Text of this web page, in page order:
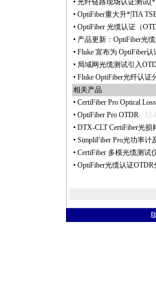
• 光纤链路现场认证测试(*
• OptiFiber重大升*|TIA
• OptiFiber 光缆认证（
• 产品更新：OptiFiber光
• Fluke 宣布为 OptiFiber认
• 局域网光缆测试引入
• Fluke OptiFiber光纤认证
相关产品
• CertiFiber Pro Optical
• OptiFiber Pro OTDR - 12-
• DTX-CLT CertiFiber光损
• SimpliFiber Pro光功率计
• CertiFiber 多模光缆测试
• OptiFiber光缆认证